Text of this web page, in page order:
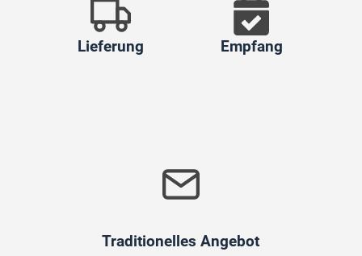
Lieferung Empfang
Traditionelles Angebot